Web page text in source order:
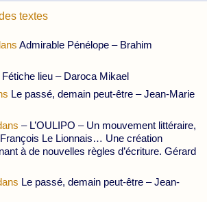
textes
Admirable Pénélope – Brahim
Fétiche lieu – Daroca Mikael
Le passé, demain peut-être – Jean-Marie
– L’OULIPO – Un mouvement littéraire,
Le Lionnais… Une création
à de nouvelles règles d’écriture. Gérard
Le passé, demain peut-être – Jean-